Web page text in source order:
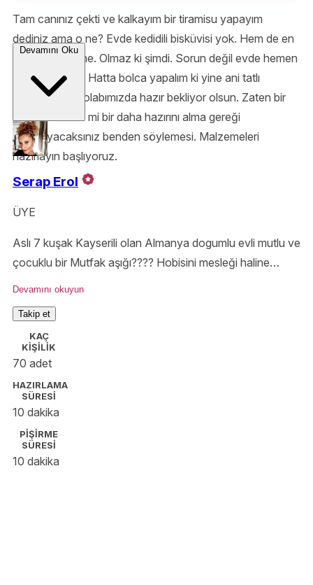
Tam canınız çekti ve kalkayım bir tiramisu yapayım
dediniz ama o ne? Evde kedidili bisküvisi yok. Hem de en
önemli malzeme. Olmaz ki şimdi. Sorun değil evde hemen
yaparız biz de. Hatta bolca yapalım ki yine ani tatlı
krizlerimizde dolabımızda hazır bekliyor olsun. Zaten bir
kere denediniz mi bir daha hazırını alma gereği
duymayacaksınız benden söylemesi. Malzemeleri
hazırlayın başlıyoruz.
Devamını Oku
Serap Erol
ÜYE
Aslı 7 kuşak Kayserili olan Almanya dogumlu evli mutlu ve
çocuklu bir Mutfak aşığı???? Hobisini mesleği haline
getirmiş, Hayatı bol şekerli ve bol malzemeli sevenlerden
Devamını okuyun
Takip et
KAÇ
KİŞİLİK
70 adet
HAZIRLAMA
SÜRESİ
10 dakika
PİŞİRME
SÜRESİ
10 dakika